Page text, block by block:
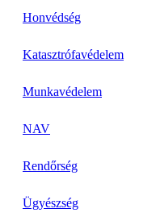
Honvédség
Katasztrófavédelem
Munkavédelem
NAV
Rendőrség
Ügyészség